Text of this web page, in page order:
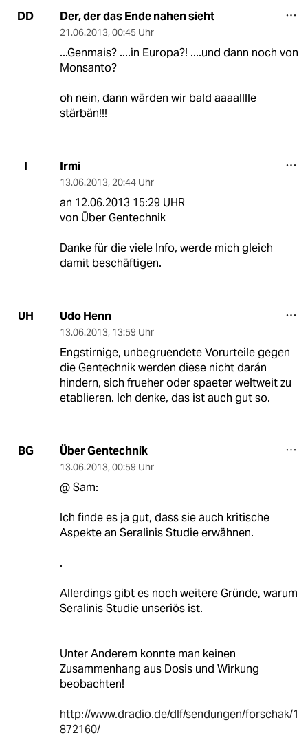
DD Der, der das Ende nahen sieht
21.06.2013, 00:45 Uhr
...Genmais? ....in Europa?! ....und dann noch von
Monsanto?
oh nein, dann wärden wir bald aaaalllle
stärbän!!!
I Irmi
13.06.2013, 20:44 Uhr
an 12.06.2013 15:29 UHR
von Über Gentechnik
Danke für die viele Info, werde mich gleich
damit beschäftigen.
UH Udo Henn
13.06.2013, 13:59 Uhr
Engstirnige, unbegruendete Vorurteile gegen
die Gentechnik werden diese nicht darán
hindern, sich frueher oder spaeter weltweit zu
etablieren. Ich denke, das ist auch gut so.
BG Über Gentechnik
13.06.2013, 00:59 Uhr
@ Sam:
Ich finde es ja gut, dass sie auch kritische
Aspekte an Seralinis Studie erwähnen.
.
Allerdings gibt es noch weitere Gründe, warum
Seralinis Studie unseriös ist.
Unter Anderem konnte man keinen
Zusammenhang aus Dosis und Wirkung
beobachten!
http://www.dradio.de/dlf/sendungen/forschak/1
872160/